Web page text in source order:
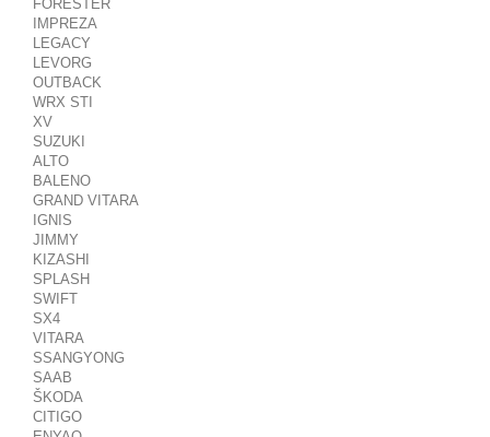
FORESTER
IMPREZA
LEGACY
LEVORG
OUTBACK
WRX STI
XV
SUZUKI
ALTO
BALENO
GRAND VITARA
IGNIS
JIMMY
KIZASHI
SPLASH
SWIFT
SX4
VITARA
SSANGYONG
SAAB
ŠKODA
CITIGO